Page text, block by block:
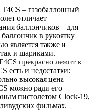
– газобаллонный
отличает
баллончиков – для
в рукоятку
является также и
и шариками.
прекрасно лежит в
есть и недостатки:
высокая цена
можно ради его
пистолетом Glock-19,
фильмах.